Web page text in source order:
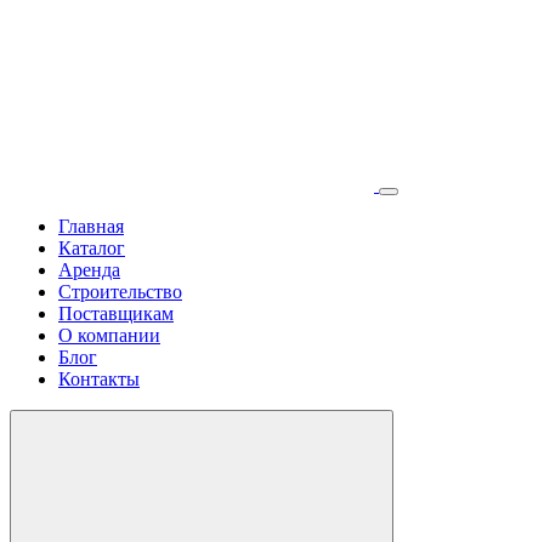
Главная
Каталог
Аренда
Строительство
Поставщикам
О компании
Блог
Контакты